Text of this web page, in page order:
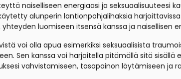
naiselliseen energiaasi ja seksuaalisuuteesi
alunperin lantionpohjalihaksia
yhteyden luomiseen itsensä kanssa ja naisellisen
voi olla apua esimerkiksi seksuaalisista
Sen kanssa voi harjoitella pitämällä sitä
vahvistamiseen, tasapainon löytämiseen ja